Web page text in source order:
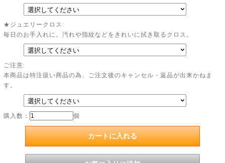
★ジュエリークロス:
毎日のお手入れに。汚れや指紋などをきれいに拭き取るクロス。
ご注意:
本商品は特注扱い商品の為、ご注文後のキャンセル・返品が出来かねま
す。
購入数： 個